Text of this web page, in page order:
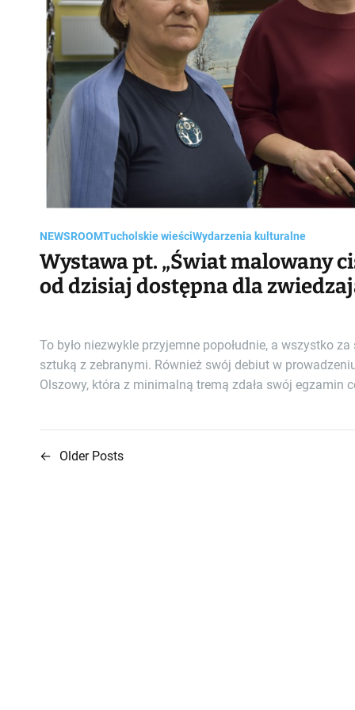
NEWSROOMTucholskie wieściWydarzenia kulturalne
Wystawa pt. „Świat malowany
od dzisiaj dostępna dla
To było niezwykle przyjemne popołudnie, a wszystko
sztuką z zebranymi. Również swój debiut w
Olszowy, która z minimalną tremą zdała swój egzamin
N
← Older Posts